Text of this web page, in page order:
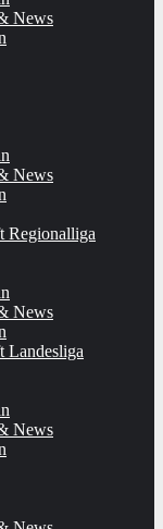
News
News
Regionalliga
News
Landesliga
News